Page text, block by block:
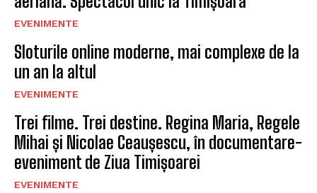
EVENIMENTE
Sloturile online moderne, mai complexe de la
un an la altul
EVENIMENTE
Trei filme. Trei destine. Regina Maria, Regele
Mihai și Nicolae Ceaușescu, în documentare-
eveniment de Ziua Timișoarei
EVENIMENTE